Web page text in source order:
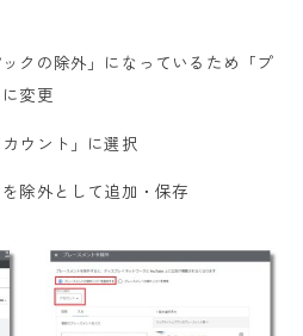
クの除外」になっているため「プ
変更
ウント」に選択
除外として追加・保存